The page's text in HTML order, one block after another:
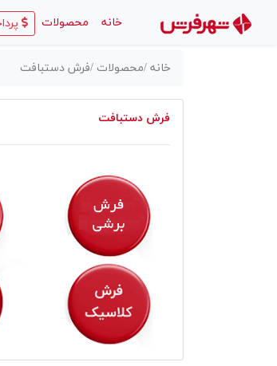
خانه
(current) محصولات
خانه /محصولات /فرش دستبافت
فرش دستبافت